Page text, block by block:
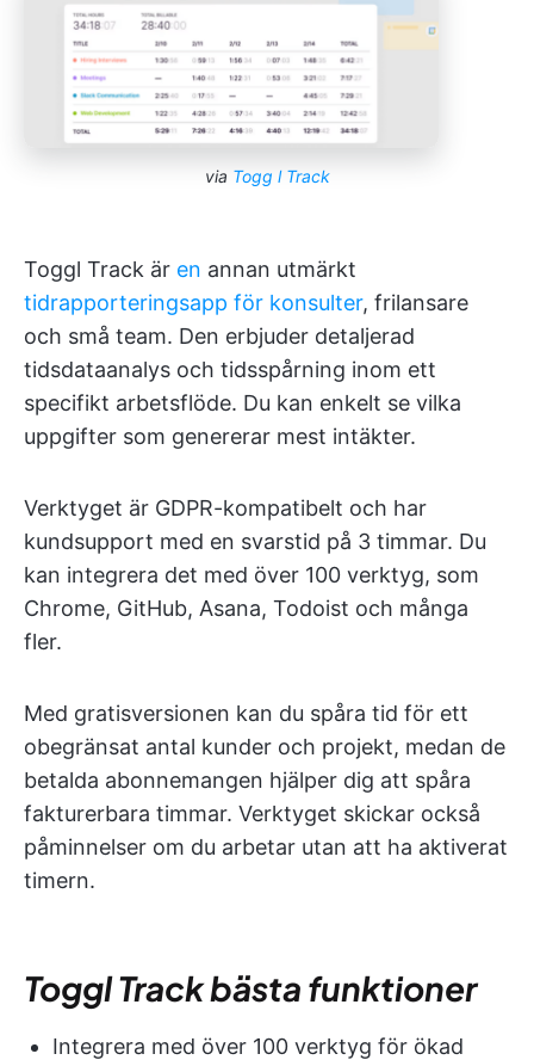
via Togg l Track
Toggl Track är en annan utmärkt
tidrapporteringsapp för konsulter, frilansare
och små team. Den erbjuder detaljerad
tidsdataanalys och tidsspårning inom ett
specifikt arbetsflöde. Du kan enkelt se vilka
uppgifter som genererar mest intäkter.
Verktyget är GDPR-kompatibelt och har
kundsupport med en svarstid på 3 timmar. Du
kan integrera det med över 100 verktyg, som
Chrome, GitHub, Asana, Todoist och många
fler.
Med gratisversionen kan du spåra tid för ett
obegränsat antal kunder och projekt, medan de
betalda abonnemangen hjälper dig att spåra
fakturerbara timmar. Verktyget skickar också
påminnelser om du arbetar utan att ha aktiverat
timern.
Toggl Track bästa funktioner
Integrera med över 100 verktyg för ökad